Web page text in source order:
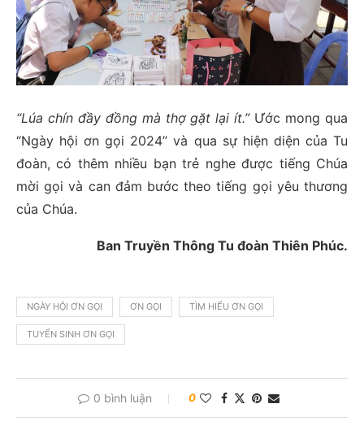
“Lúa chín đầy đồng mà thợ gặt lại ít.”Ước mong qua
“Ngày hội ơn gọi 2024” và qua sự hiện diện của Tu
đoàn, có thêm nhiều bạn trẻ nghe được tiếng Chúa
mời gọi và can đảm bước theo tiếng gọi yêu thương
của Chúa.
Ban Truyền Thông Tu đoàn Thiên Phúc.
NGÀY HỘI ƠN GỌI ƠN GỌI TÌM HIỂU ƠN GỌI
TUYỂN SINH ƠN GỌI
0 bình luận 0